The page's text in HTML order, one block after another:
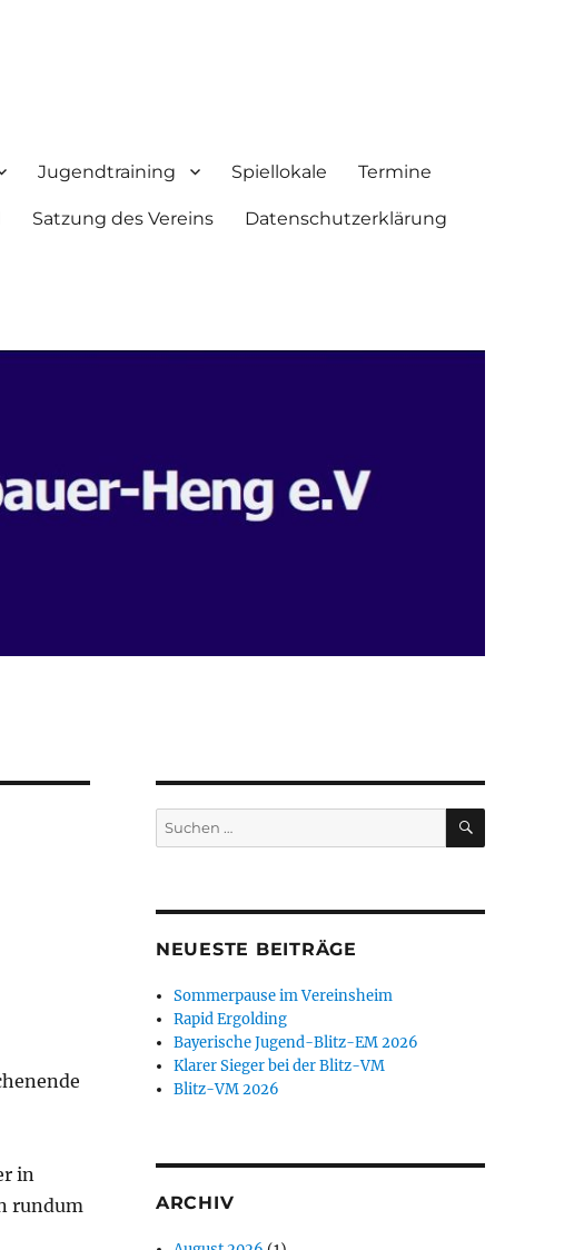
Jugendtraining Spiellokale Termine
Satzung des Vereins Datenschutzerklärung
in
rundum
Suchen
nach:
SUCHEN
NEUESTE BEITRÄGE
Sommerpause im Vereinsheim
Rapid Ergolding
Bayerische Jugend-Blitz-EM 2026
Klarer Sieger bei der Blitz-VM
Blitz-VM 2026
ARCHIV